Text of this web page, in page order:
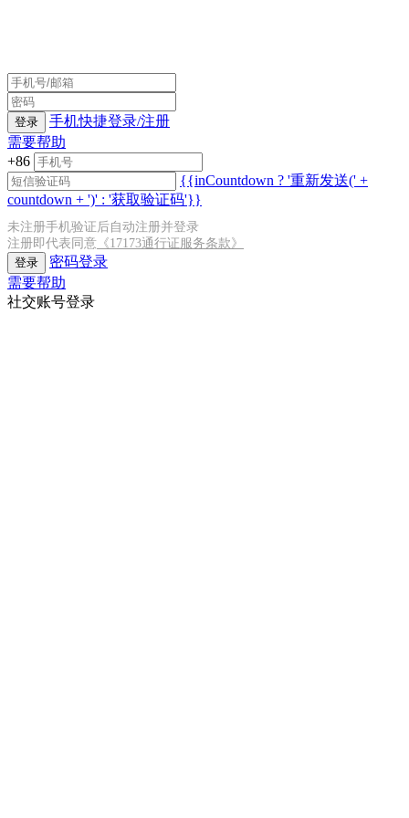
登录
手机快捷登录/注册
需要帮助
+86
{{inCountdown ? '重新发送(' +
countdown + ')' : '获取验证码'}}
未注册手机验证后自动注册并登录
注册即代表同意 《17173通行证服务条款》
登录
密码登录
需要帮助
社交账号登录